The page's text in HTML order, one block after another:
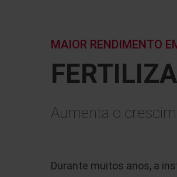
MAIOR RENDIMENTO
Aumenta o
Durante muitos anos, a